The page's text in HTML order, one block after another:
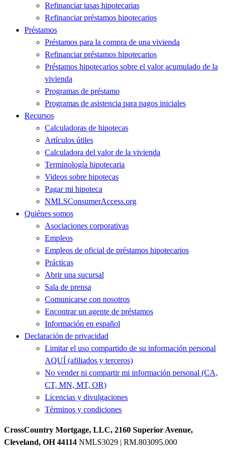
Refinanciar tasas hipotecarias
Refinanciar préstamos hipotecarios
Préstamos
Préstamos para la compra de una vivienda
Refinanciar préstamos hipotecarios
Préstamos hipotecarios sobre el valor acumulado de la
vivienda
Programas de préstamo
Programas de asistencia para pagos iniciales
Recursos
Calculadoras de hipotecas
Artículos útiles
Calculadora del valor de la vivienda
Terminología hipotecaria
Videos sobre hipotecas
Pagar mi hipoteca
NMLSConsumerAccess.org
Quiénes somos
Asociaciones corporativas
Empleos
Empleos de oficial de préstamos hipotecarios
Prácticas
Abrir una sucursal
Sala de prensa
Comunicarse con nosotros
Encontrar un agente de préstamos
Información en español
Declaración de privacidad
Limitar el uso compartido de su información personal
AQUÍ (afiliados y terceros)
No vender ni compartir mi información personal (CA,
CT, MN, MT, OR)
Licencias y divulgaciones
Términos y condiciones
CrossCountry Mortgage, LLC, 2160 Superior Avenue,
Cleveland, OH 44114 NMLS3029 | RM.803095.000